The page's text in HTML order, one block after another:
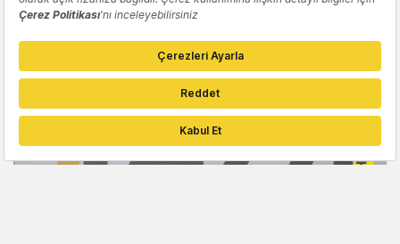
E-TICARET
LC Waikiki ve Mavi online satışlarını
durdurdu
Gözde Ulukan